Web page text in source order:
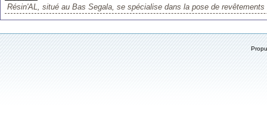
Résin'AL, situé au Bas Segala, se spécialise dans la pose de